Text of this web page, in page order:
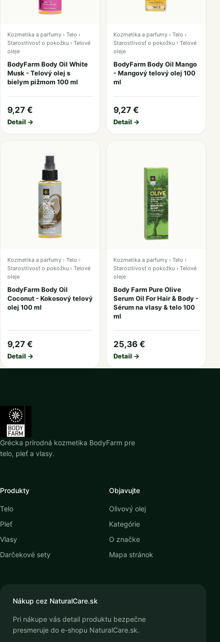
Kozmetika a parfumy › Telo ›
Starostlivosť o pokožku › Telové
oleje
BodyFarm Body Oil White
Musk - Telový olej s
bielym pižmom 100 ml
9,27 €
Detail →
Kozmetika a parfumy › Telo ›
Starostlivosť o pokožku › Telové
oleje
BodyFarm Body Oil Mango
- Mangový telový olej 100
ml
9,27 €
Detail →
Kozmetika a parfumy › Telo ›
Starostlivosť o pokožku › Telové
oleje
BodyFarm Body Oil
Coconut - Kokosový telový
olej 100 ml
9,27 €
Detail →
Kozmetika a parfumy › Telo ›
Starostlivosť o pokožku › Telové
oleje
Body Farm Pure Olive
Serum Oil For Hair & Body -
Sérum na vlasy & telo 100
ml
25,36 €
Detail →
Grécka prírodná kozmetika BodyFarm pre
telo, pleť a vlasy.
Produkty
Telo
Pleť
Vlasy
Darčekové sety
Objavujte
Olivový olej
Kategórie
O značke
Mapa stránok
Nákup cez NaturalCare.sk
Pri nákupe vás detail produktu bezpečne
presmeruje do e-shopu NaturalCare.sk.